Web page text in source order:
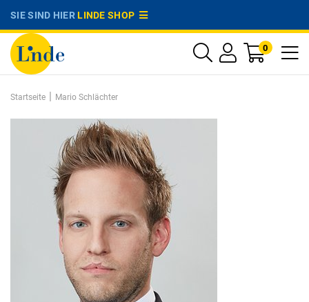
SIE SIND HIERLINDE SHOP
0
Startseite | Mario Schlächter